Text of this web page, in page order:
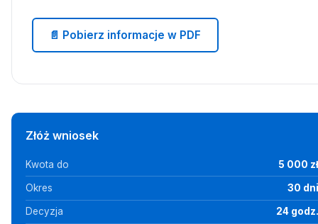
📄 Pobierz informacje w PDF
Złóż wniosek
Kwota do 5 000 zł
Okres 30 dni
Decyzja 24 godz.